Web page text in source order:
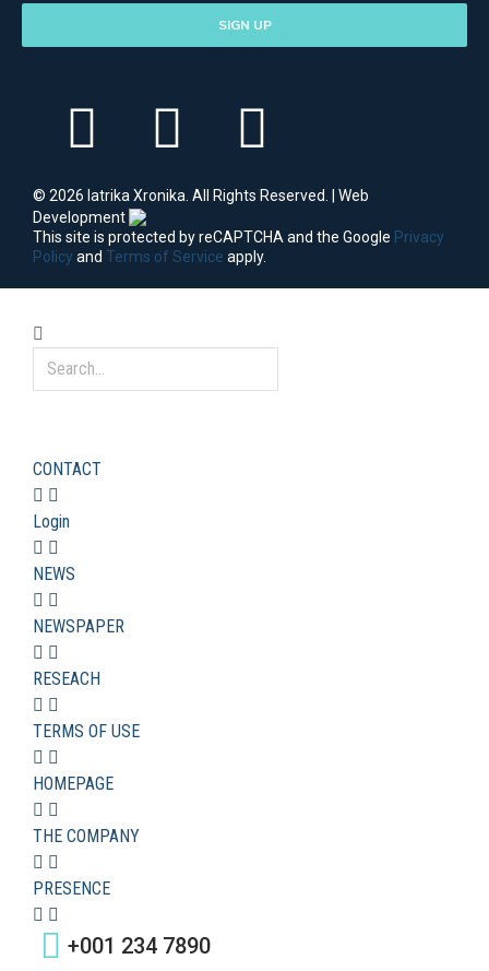
SIGN UP
© 2026 Iatrika Xronika. All Rights Reserved. | Web
Development
This site is protected by reCAPTCHA and the Google Privacy
Policy and Terms of Service apply.
CONTACT
Login
NEWS
NEWSPAPER
RESEACH
TERMS OF USE
HOMEPAGE
THE COMPANY
PRESENCE
+001 234 7890